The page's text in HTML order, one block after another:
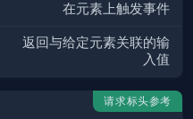
在元素上触发事件
返回与给定元素关联的输
入值
请求标头参考